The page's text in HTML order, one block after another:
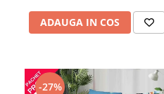
ADAUGA IN COS
-27%